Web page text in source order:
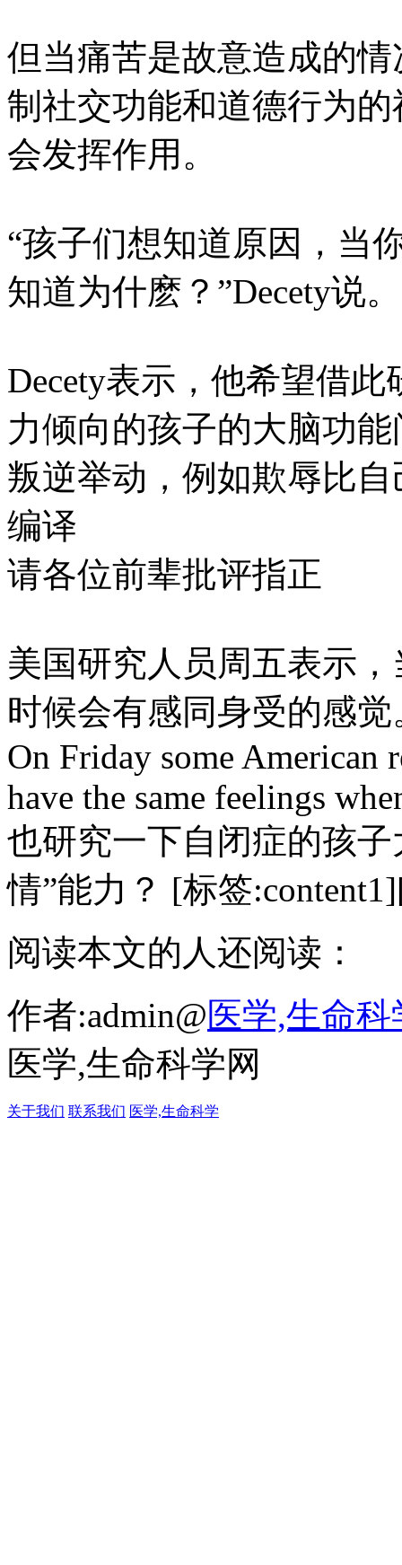
但当痛苦是故意造成的
制社交功能和道德行为
会发挥作用。
“孩子们想知道原因，当
知道为什麽？”Decety说。
Decety表示，他希望借
力倾向的孩子的大脑功
叛逆举动，例如欺辱比
编译
请各位前辈批评指正
美国研究人员周五表示
时候会有感同身受的感觉
On Friday some American
have the same feelings
也研究一下自闭症的孩
情”能力？ [标签
阅读本文的人还阅读：
作者:admin@医学,生命科
医学,生命科学网
关于我们 联系我们 医学,生命科学